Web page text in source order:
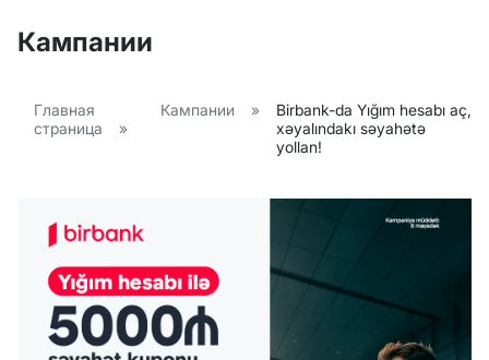
Кампании
Главная
страница
»
Кампании »
Birbank-da Yığım hesabı aç,
xəyalındakı səyahətə
yollan!